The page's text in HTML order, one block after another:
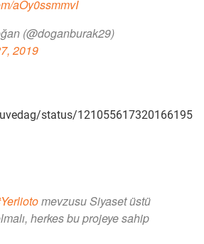
aOy0ssmmvI
(@doganburak29)
2019
status/121055617320166195
mevzusu Siyaset üstü
herkes bu projeye sahip